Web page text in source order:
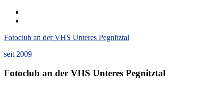
Zum
Inhalt
Impressum
Fotoclub an der VHS Unteres Pegnitztal
seit 2009
Fotoclub an der VHS Unteres Pegnitztal